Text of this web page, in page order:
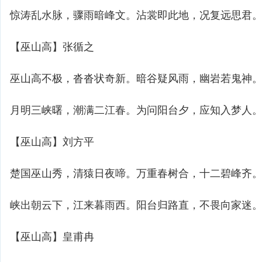
惊涛乱水脉，骤雨暗峰文。沾裳即此地，况复远思君。
【巫山高】张循之
巫山高不极，沓沓状奇新。暗谷疑风雨，幽岩若鬼神。
月明三峡曙，潮满二江春。为问阳台夕，应知入梦人。
【巫山高】刘方平
楚国巫山秀，清猿日夜啼。万重春树合，十二碧峰齐。
峡出朝云下，江来暮雨西。阳台归路直，不畏向家迷。
【巫山高】皇甫冉